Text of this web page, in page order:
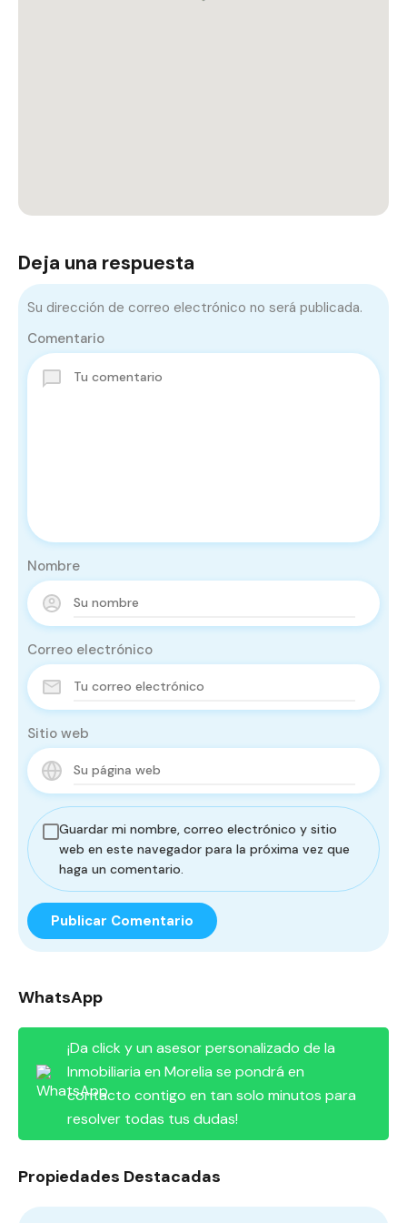
Deja una respuesta
Su dirección de correo electrónico no será publicada.
Comentario
Nombre
Correo electrónico
Sitio web
Guardar mi nombre, correo electrónico y sitio
web en este navegador para la próxima vez que
haga un comentario.
WhatsApp
¡Da click y un asesor personalizado de la
Inmobiliaria en Morelia se pondrá en
contacto contigo en tan solo minutos para
resolver todas tus dudas!
Propiedades Destacadas